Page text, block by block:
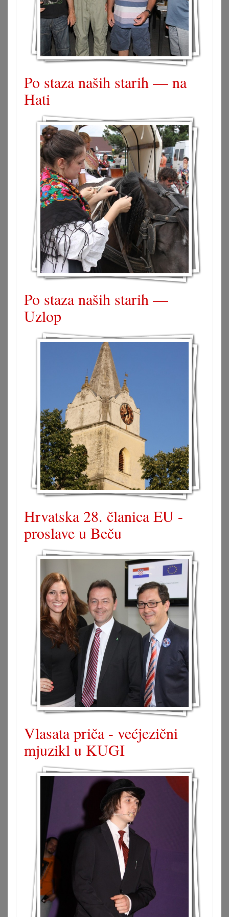
Po staza naših starih — na
Hati
Po staza naših starih —
Uzlop
Hrvatska 28. članica EU -
proslave u Beču
Vlasata priča - većjezični
mjuzikl u KUGI